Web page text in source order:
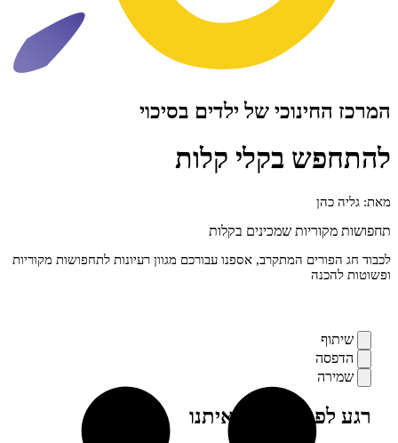
של ילדים בסיכוי
בקלי קלות
שמכינים בקלות
המתקרב, אספנו עבורכם מגוון רעיונות לתחפושות מקוריות
מילה מאיתנו